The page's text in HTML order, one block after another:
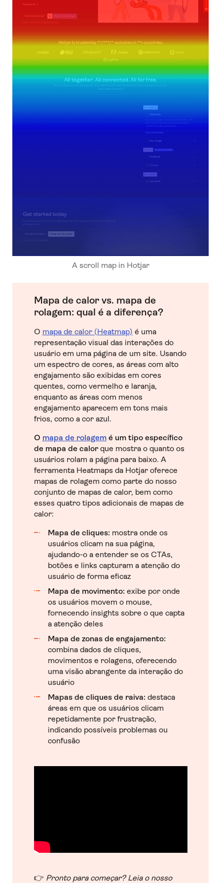
A scroll map in Hotjar
Mapa de calor vs. mapa de
rolagem: qual é a diferença?
O mapa de calor (Heatmap) é uma
representação visual das interações do
usuário em uma página de um site. Usando
um espectro de cores, as áreas com alto
engajamento são exibidas em cores
quentes, como vermelho e laranja,
enquanto as áreas com menos
engajamento aparecem em tons mais
frios, como a cor azul.
O mapa de rolagemé um tipo específico
de mapa de calorque mostra o quanto os
usuários rolam a página para baixo. A
ferramenta Heatmaps da Hotjar oferece
mapas de rolagem como parte do nosso
conjunto de mapas de calor, bem como
esses quatro tipos adicionais de mapas de
calor:
Mapa de cliques: mostra onde os
usuários clicam na sua página,
ajudando-o a entender se os CTAs,
botões e links capturam a atenção do
usuário de forma eficaz
Mapa de movimento: exibe por onde
os usuários movem o mouse,
fornecendo insights sobre o que capta
a atenção deles
Mapa de zonas de engajamento:
combina dados de cliques,
movimentos e rolagens, oferecendo
uma visão abrangente da interação do
usuário
Mapas de cliques de raiva: destaca
áreas em que os usuários clicam
repetidamente por frustração,
indicando possíveis problemas ou
confusão
👉 Pronto para começar? Leia o nosso